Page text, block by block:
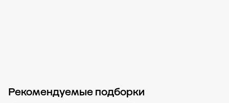
Рекомендуемые подборки
Новости компании Журнал ЗОЛОТОЙ Блог